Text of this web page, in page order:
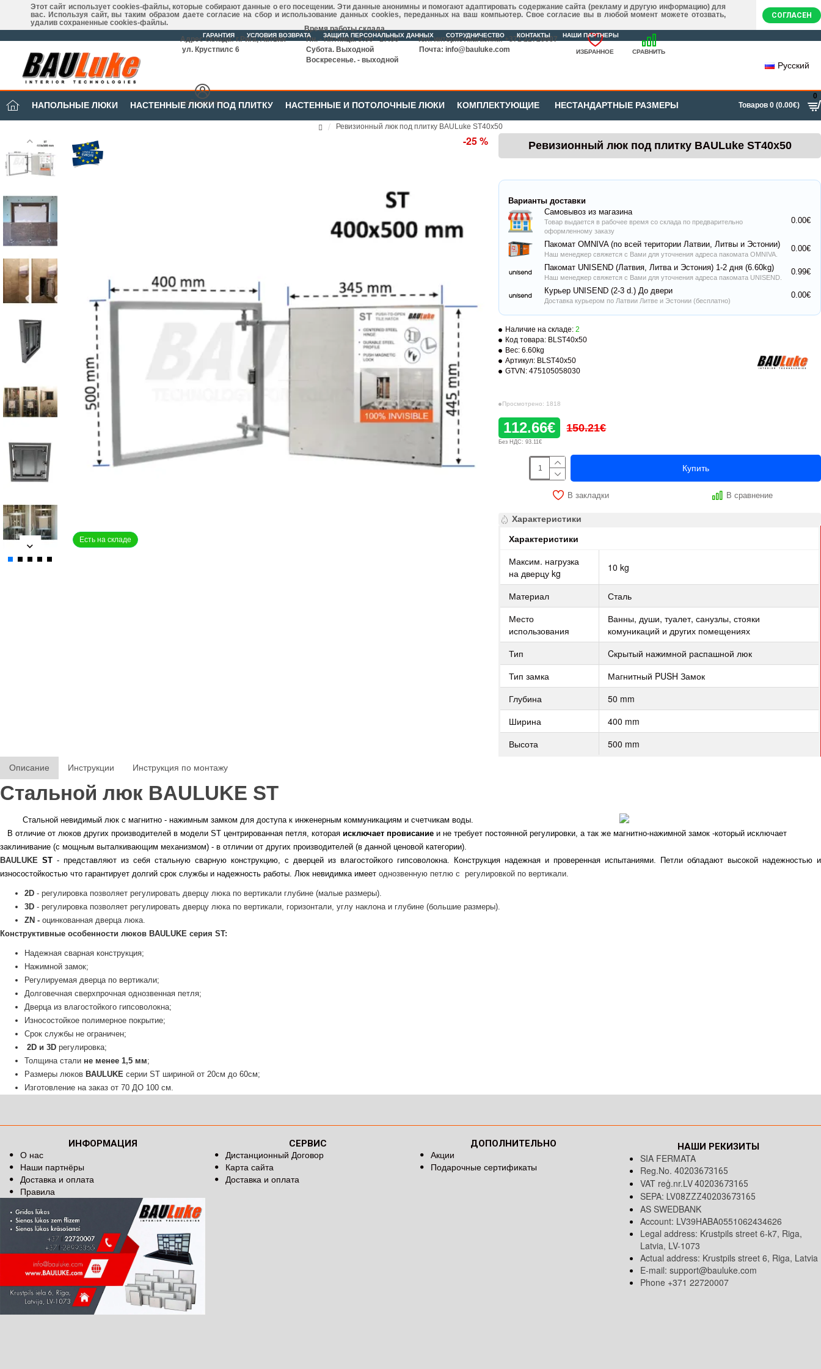
Этот сайт использует cookies-файлы, которые собирают данные о его посещении. Эти данные анонимны и помогают адаптировать содержание сайта (рекламу и другую информацию) для
вас. Используя сайт, вы таким образом даете согласие на сбор и использование данных cookies, переданных на ваш компьютер. Свое согласие вы в любой момент можете отозвать,
удалив сохраненные cookies-файлы.
СОГЛАСЕН
ГАРАНТИЯ УСЛОВИЯ ВОЗВРАТА ЗАЩИТА ПЕРСОНАЛЬНЫХ ДАННЫХ СОТРУДНИЧЕСТВО КОНТАКТЫ НАШИ ПАРТНЕРЫ
Адрес склада: г.Рига, Латвия
ул. Крустпилс 6
Время работы склада
Пн. - Пятница. 9:00 - 17:00
Субота. Выходной
Воскресенье. - выходной
Тел. интернетмагазина: +371 22720007
Почта: info@bauluke.com ИЗБРАННОЕ СРАВНИТЬ
МОЙ КАБИНЕТ
Русский
НАПОЛЬНЫЕ ЛЮКИ НАСТЕННЫЕ ЛЮКИ ПОД ПЛИТКУ НАСТЕННЫЕ И ПОТОЛОЧНЫЕ ЛЮКИ КОМПЛЕКТУЮЩИЕ НЕСТАНДАРТНЫЕ РАЗМЕРЫ Товаров 0 (0.00€)
0
Ревизионный люк под плитку BAULuke ST40x50
Есть на складе
-25 % Ревизионный люк под плитку BAULuke ST40x50
Наличие на складе: 2
Код товара: BLST40x50
Вес: 6.60kg
Артикул: BLST40x50
GTVN: 475105058030
Просмотрено: 1818
112.66€ 150.21€
Без НДС: 93.11€
Варианты доставки
Самовывоз из магазина
Товар выдается в рабочее время со склада по предварительно
оформленному заказу
0.00€
Пакомат OMNIVA (по всей територии Латвии, Литвы и Эстонии)
Наш менеджер свяжется с Вами для уточнения адреса пакомата OMNIVA.
0.00€
Пакомат UNISEND (Латвия, Литва и Эстония) 1-2 дня (6.60kg)
Наш менеджер свяжется с Вами для уточнения адреса пакомата UNISEND.
0.99€
Курьер UNISEND (2-3 d.) До двери
Доставка курьером по Латвии Литве и Эстонии (бесплатно)
0.00€
Купить
В закладки В сравнение
Характеристики
Характеристики
Максим. нагрузка
на дверцу kg
10 kg
Материал
Сталь
Место
использования
Ванны, души, туалет, санузлы, стояки
комуникаций и других помещениях
Тип
Cкрытый нажимной распашной люк
Тип замка
Магнитный PUSH Замок
Глубина
50 mm
Ширина
400 mm
Высота
500 mm
Описание Инструкции Инструкция по монтажу
Стальной люк BAULUKE ST
Стальной невидимый люк с магнитно - нажимным замком для доступа к инженерным коммуникациям и счетчикам воды.
В отличие от люков других производителей в модели ST центрированная петля, которая исключает провисание и не требует постоянной регулировки, а так же магнитно-нажимной замок -который исключает
заклинивание (с мощным выталкивающим механизмом) - в отличии от других производителей (в данной ценовой категории).
BAULUKE ST - представляют из себя стальную сварную конструкцию, с дверцей из влагостойкого гипсоволокна. Конструкция надежная и проверенная испытаниями. Петли обладают высокой надежностью и
износостойкостью что гарантирует долгий срок службы и надежность работы. Люк невидимка имеет однозвенную петлю с регулировкой по вертикали.
2D - регулировка позволяет регулировать дверцу люка по вертикали глубине (малые размеры).
3D - регулировка позволяет регулировать дверцу люка по вертикали, горизонтали, углу наклона и глубине (большие размеры).
ZN - оцинкованная дверца люка.
Конструктивные особенности люков BAULUKE серия ST:
Надежная сварная конструкция;
Нажимной замок;
Регулируемая дверца по вертикали;
Долговечная сверхпрочная однозвенная петля;
Дверца из влагостойкого гипсоволокна;
Износостойкое полимерное покрытие;
Срок службы не ограничен;
2D и 3D регулировка;
Толщина стали не менее 1,5 мм;
Размеры люков BAULUKE серии SТ шириной от 20см до 60см;
Изготовление на заказ от 70 ДО 100 см.
ИНФОРМАЦИЯ
О нас
Наши партнёры
Доставка и оплата
Правила
СЕРВИС
Дистанционный Договор
Карта сайта
Доставка и оплата
ДОПОЛНИТЕЛЬНО
Акции
Подарочные сертификаты
НАШИ РЕКИЗИТЫ
SIA FERMATA
Reg.No. 40203673165
VAT reģ.nr.LV40203673165
SEPA: LV08ZZZ40203673165
AS SWEDBANK
Account: LV39HABA0551062434626
Legal address: Krustpils street 6-k7, Riga,
Latvia, LV-1073
Actual address: Krustpils street 6, Riga, Latvia
E-mail: support@bauluke.com
Phone +371 22720007